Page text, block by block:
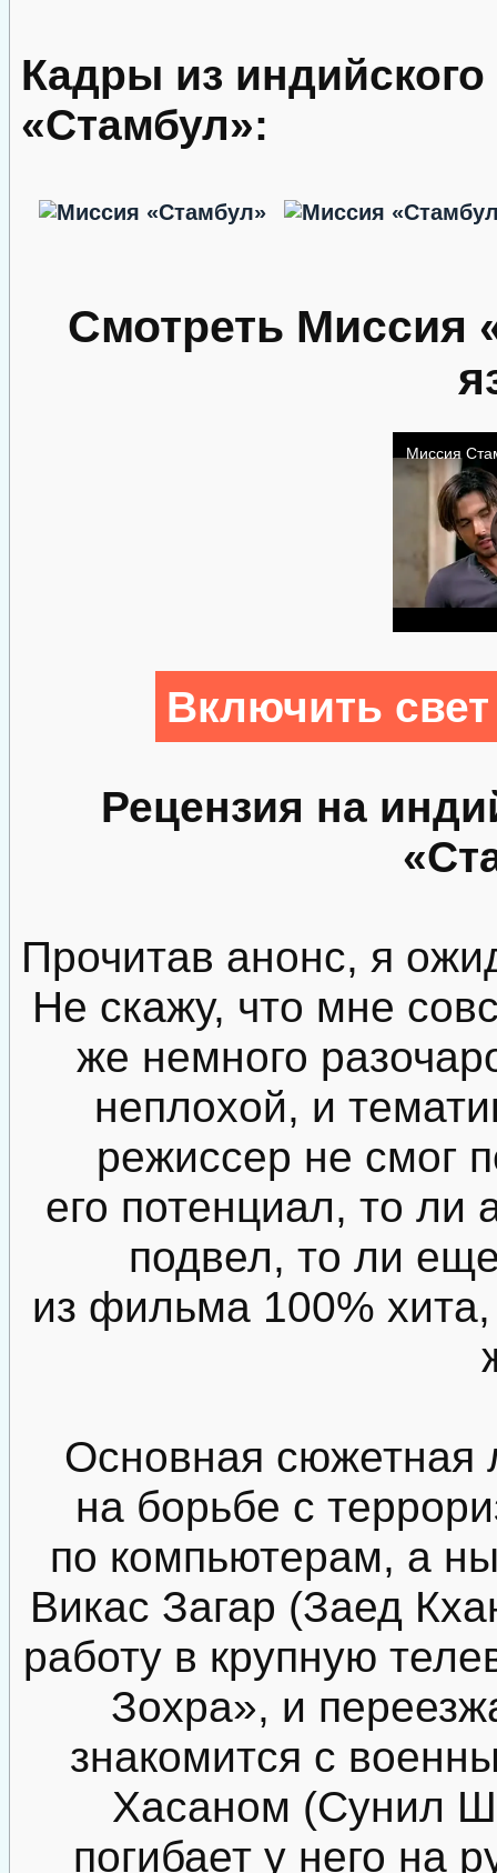
Кадры из
«Стамбул»:
Смотреть Миссия
Включить
Рецензия на
Прочитав анонс, я
Не скажу, что мне
же немного
неплохой, и
режиссер не смог
его потенциал, то ли
подвел, то ли
из фильма 100%
Основная сюжетная
на борьбе с
по компьютерам, а
Викас Загар (Заед
работу в крупную
Зохра», и
знакомится с
Хасаном (Сунил
погибает у него на